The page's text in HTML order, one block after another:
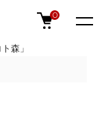
森」
0